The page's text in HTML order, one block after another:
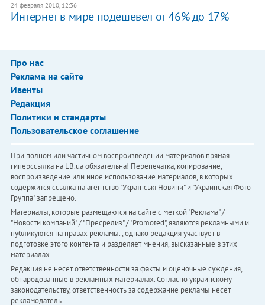
24 февраля 2010, 12:36
Интернет в мире подешевел от 46% до 17%
Про нас
Реклама на сайте
Ивенты
Редакция
Политики и стандарты
Пользовательское соглашение
При полном или частичном воспроизведении материалов прямая
гиперссылка на LB.ua обязательна! Перепечатка, копирование,
воспроизведение или иное использование материалов, в которых
содержится ссылка на агентство "Українськi Новини" и "Украинская Фото
Группа" запрещено.
Материалы, которые размещаются на сайте с меткой "Реклама" /
"Новости компаний" / "Пресрелиз" / "Promoted", являются рекламными и
публикуются на правах рекламы. , однако редакция участвует в
подготовке этого контента и разделяет мнения, высказанные в этих
материалах.
Редакция не несет ответственности за факты и оценочные суждения,
обнародованные в рекламных материалах. Согласно украинскому
законодательству, ответственность за содержание рекламы несет
рекламодатель.